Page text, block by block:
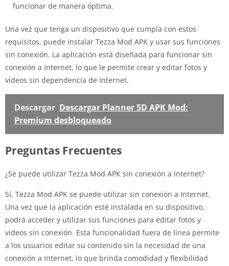
funcionar de manera óptima.
Una vez que tenga un dispositivo que cumpla con estos
requisitos, puede instalar Tezza Mod APK y usar sus funciones
sin conexión. La aplicación está diseñada para funcionar sin
conexión a Internet, lo que le permite crear y editar fotos y
vídeos sin dependencia de Internet.
Descargar Descargar Planner 5D APK Mod:
Premium desbloqueado
Preguntas Frecuentes
¿Se puede utilizar Tezza Mod APK sin conexión a Internet?
Sí, Tezza Mod APK se puede utilizar sin conexión a Internet.
Una vez que la aplicación esté instalada en su dispositivo,
podrá acceder y utilizar sus funciones para editar fotos y
videos sin conexión. Esta funcionalidad fuera de línea permite
a los usuarios editar su contenido sin la necesidad de una
conexión a Internet, lo que brinda comodidad y flexibilidad